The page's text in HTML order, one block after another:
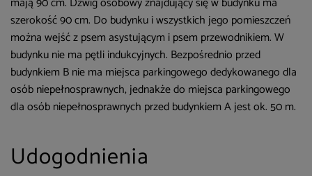
szerokość 90 cm. Do budynku i wszystkich jego pomieszczeń
można wejść z psem asystującym i psem przewodnikiem. W
budynku nie ma pętli indukcyjnych. Bezpośrednio przed
budynkiem B nie ma miejsca parkingowego dedykowanego dla
osób niepełnosprawnych, jednakże do miejsca parkingowego
dla osób niepełnosprawnych przed budynkiem A jest ok. 50 m.
Udogodnienia